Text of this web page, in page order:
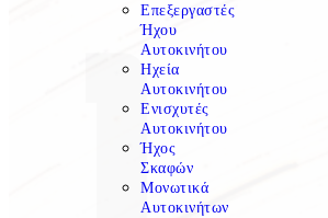
Επεξεργαστές
Ήχου
Αυτοκινήτου
Ηχεία
Αυτοκινήτου
Ενισχυτές
Αυτοκινήτου
Ήχος
Σκαφών
Μονωτικά
Αυτοκινήτων